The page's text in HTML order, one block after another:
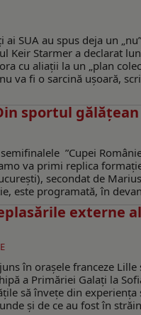
SUA au spus deja un
Keir Starmer a declarat
cu aliații la un „plan
va fi o sarcină ușoară,
sportul gălățean
”Cupei
va primi replica
secondat de
este programată, în
externe
în oraşele franceze
a Primăriei Galaţi la
să înveţe din experienţa
şi de ce au fost în